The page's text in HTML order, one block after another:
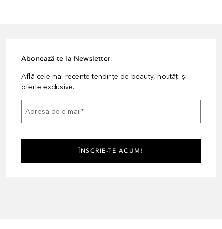
Abonează-te la Newsletter!
Află cele mai recente tendințe de beauty, noutăți și
oferte exclusive.
Adresa de e-mail *
ÎNSCRIE-TE ACUM!